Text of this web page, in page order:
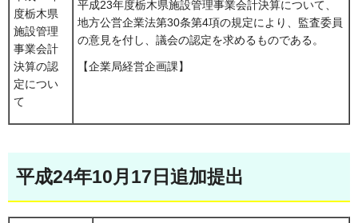
度栃木県
施設管理
事業会計
決算の認
定につい
て
平成23年度栃木県施設管理事業会計決算について、
地方公営企業法第30条第4項の規定により、監査委員
の意見を付し、議会の認定を求めるものである。
【企業局経営企画課】
平成24年10月17日追加提出